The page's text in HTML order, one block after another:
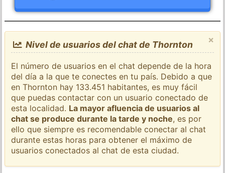
×
Nivel de usuarios del chat de Thornton
El número de usuarios en el chat depende de la hora
del día a la que te conectes en tu país. Debido a que
en Thornton hay 133.451 habitantes, es muy fácil
que puedas contactar con un usuario conectado de
esta localidad. La mayor afluencia de usuarios al
chat se produce durante la tarde y noche, es por
ello que siempre es recomendable conectar al chat
durante estas horas para obtener el máximo de
usuarios conectados al chat de esta ciudad.